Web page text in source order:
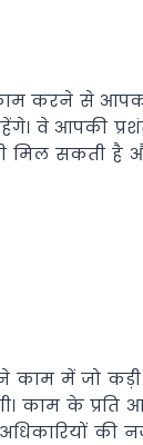
करने से
वे आपकी
मिल सकती
काम में जो
काम के
की